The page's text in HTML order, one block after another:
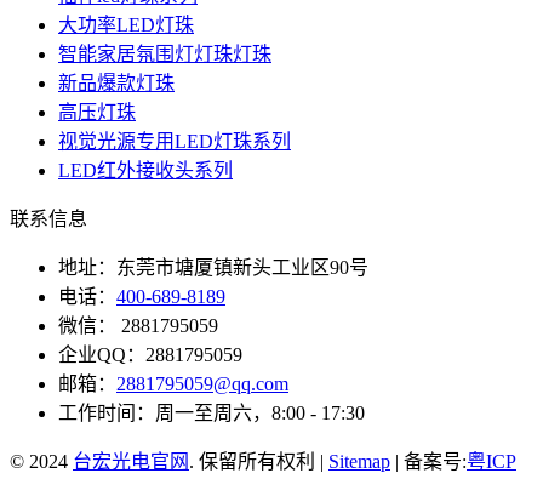
大功率LED灯珠
智能家居氛围灯灯珠灯珠
新品爆款灯珠
高压灯珠
视觉光源专用LED灯珠系列
LED红外接收头系列
联系信息
地址：东莞市塘厦镇新头工业区90号
电话： 400-689-8189
微信： 2881795059
企业QQ：2881795059
邮箱： 2881795059@qq.com
工作时间：周一至周六，8:00 - 17:30
© 2024 台宏光电官网 . 保留所有权利 | Sitemap | 备案号:粤ICP